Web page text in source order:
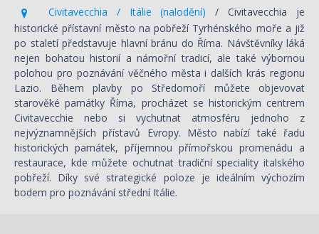
Civitavecchia / Itálie (nalodění)/ Civitavecchia je
historické přístavní město na pobřeží Tyrhénského moře a již
po staletí představuje hlavní bránu do Říma. Návštěvníky láká
nejen bohatou historií a námořní tradicí, ale také výbornou
polohou pro poznávání věčného města i dalších krás regionu
Lazio. Během plavby po Středomoří můžete objevovat
starověké památky Říma, procházet se historickým centrem
Civitavecchie nebo si vychutnat atmosféru jednoho z
nejvýznamnějších přístavů Evropy. Město nabízí také řadu
historických památek, příjemnou přímořskou promenádu a
restaurace, kde můžete ochutnat tradiční speciality italského
pobřeží. Díky své strategické poloze je ideálním výchozím
bodem pro poznávání střední Itálie.